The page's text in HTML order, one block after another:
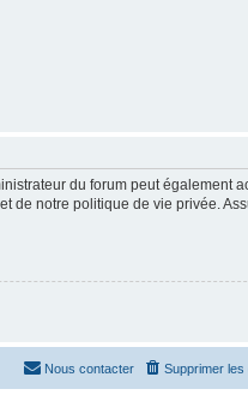
du forum peut également
de notre politique de vie privée.
Supprimer les
Nous contacter